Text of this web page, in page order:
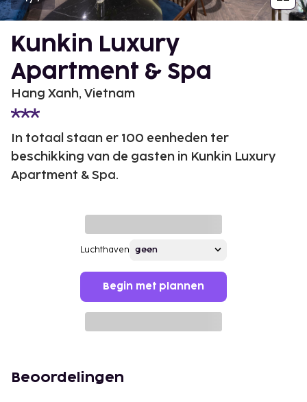
Kunkin Luxury
Apartment & Spa
Hang Xanh, Vietnam
In totaal staan er 100 eenheden ter
beschikking van de gasten in Kunkin Luxury
Apartment & Spa.
Luchthaven
Begin met plannen
Beoordelingen